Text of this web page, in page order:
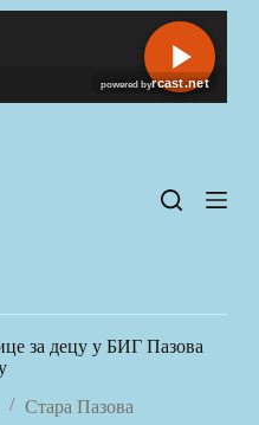
за децу у БИГ Пазова
Стара Пазова